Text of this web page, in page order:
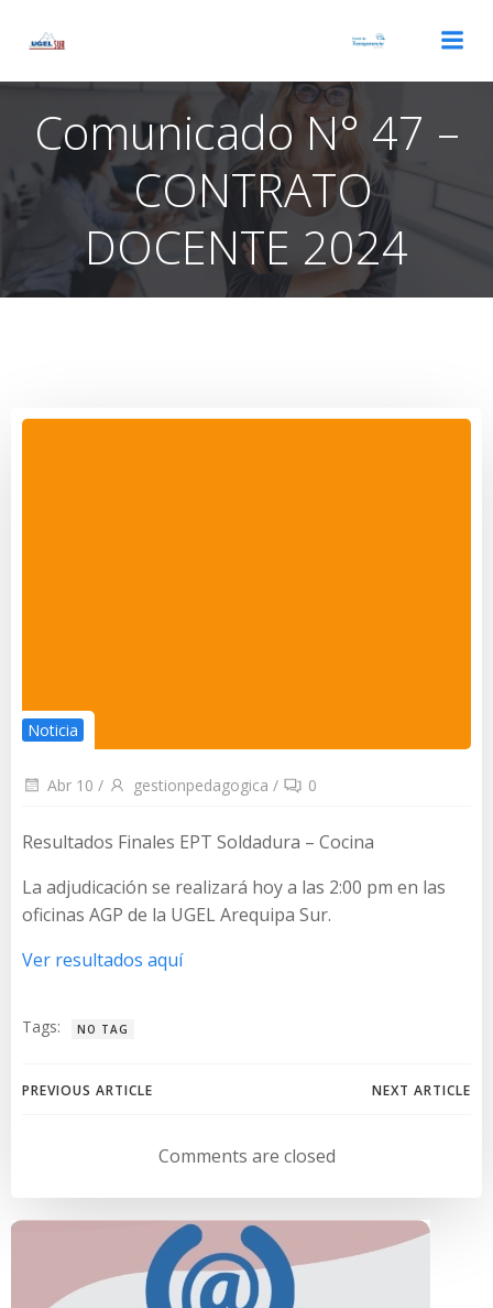
Comunicado N° 47 –
CONTRATO
DOCENTE 2024
Noticia
Abr 10 / gestionpedagogica / 0
Resultados Finales EPT Soldadura – Cocina
La adjudicación se realizará hoy a las 2:00 pm en las
oficinas AGP de la UGEL Arequipa Sur.
Ver resultados aquí
Tags: NO TAG
Navegación
entradas
PREVIOUS ARTICLE
Navegación
de
entradas
NEXT ARTICLE
Comments are closed